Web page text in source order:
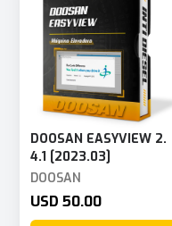
DOOSAN EASYVIEW 2.
4.1 [2023.03]
DOOSAN
USD 50.00